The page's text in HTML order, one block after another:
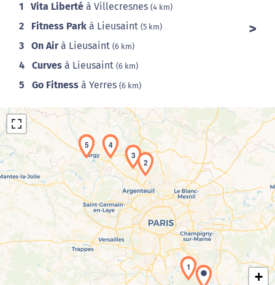
1 Vita Liberté à Villecresnes (4 km)
2 Fitness Park à Lieusaint (5 km)
3 On Airà Lieusaint (6 km)
4 Curves à Lieusaint (6 km)
5 Go Fitness à Yerres (6 km)
Chargement de la carte en cours...
1
2
3
4
5
+